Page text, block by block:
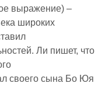
выражение) –
широких
Ли пишет, что
своего сына Бо Юя